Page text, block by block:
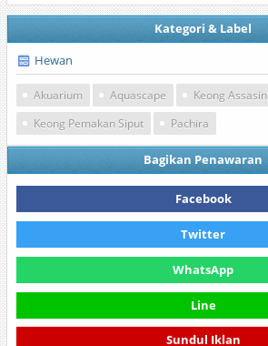
Kategori & Label
Hewan
Akuarium Aquascape
Keong Assasin
Keong Pemakan Siput
Pachira
Bagikan Penawaran
Facebook
Twitter
WhatsApp
Line
Sundul Iklan